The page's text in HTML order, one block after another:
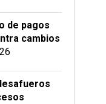
de pagos
cambios